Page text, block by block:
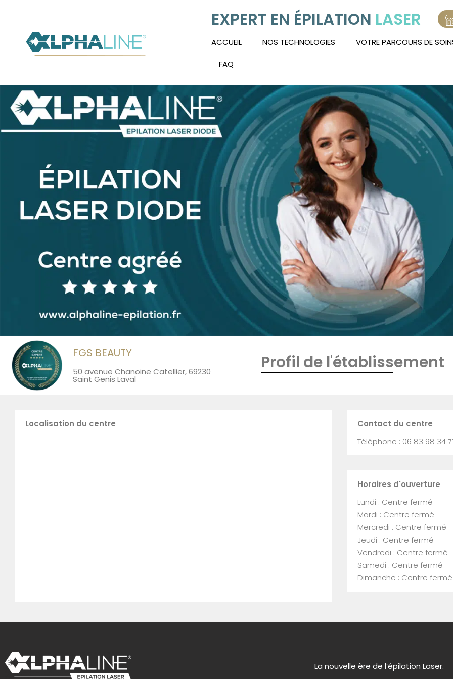
EXPERT EN ÉPILATION LASER
ACCUEIL NOS TECHNOLOGIES VOTRE PARCOURS DE
FAQ
FGS BEAUTY
50 avenue Chanoine Catellier, 69230
Saint Genis Laval
Profil de l'établissement
Localisation du centre
Contact du centre
Téléphone : 06 83 98 34
Horaires d'ouverture
Lundi : Centre fermé
Mardi : Centre fermé
Mercredi : Centre fermé
Jeudi : Centre fermé
Vendredi : Centre fermé
Samedi : Centre fermé
Dimanche : Centre fermé
La nouvelle ère de l’épilation Laser.